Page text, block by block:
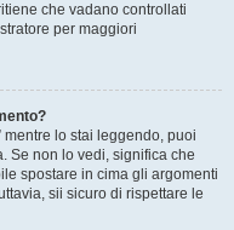
che vadano controllati
per maggiori
lo stai leggendo, puoi
Se non lo vedi, significa che
spostare in cima gli argomenti
sii sicuro di rispettare le